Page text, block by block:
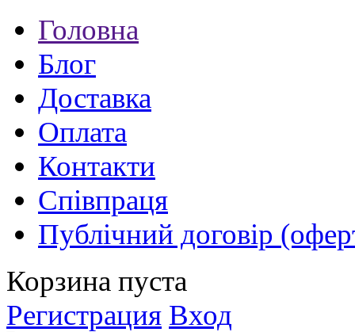
Головна
Блог
Доставка
Оплата
Контакти
Співпраця
Публічний договір
Корзина пуста
Регистрация Вход